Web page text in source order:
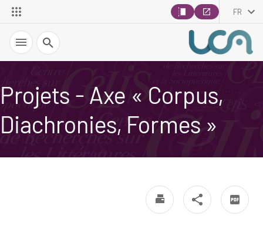
FR
Recherche
Projets - Axe « Corpus,
Diachronies, Formes »